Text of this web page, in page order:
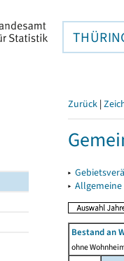
Zurück |
▸
▸
Bestand an
ohne